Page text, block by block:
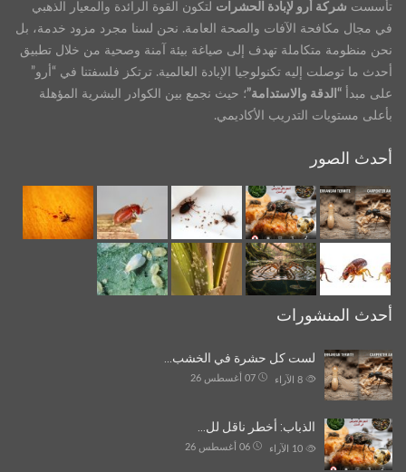
تأسست شركة أرو لإبادة الحشرات لتكون القوة الرائدة والمعيار الذهبي
في مجال مكافحة الآفات والصحة العامة. نحن لسنا مجرد مزود خدمة، بل
نحن منظومة متكاملة تهدف إلى صياغة بيئة آمنة وصحية من خلال تطبيق
أحدث ما توصلت إليه تكنولوجيا الإبادة العالمية. ترتكز فلسفتنا في “أرو”
على مبدأ “الدقة والاستدامة”؛ حيث نجمع بين الكوادر البشرية المؤهلة
بأعلى مستويات التدريب الأكاديمي.
أحدث الصور
أحدث المنشورات
لست كل حشرة في الخشب…
07 أغسطس 26 الآراء
الذباب: أخطر ناقل لل…
06 أغسطس 26 الآراء